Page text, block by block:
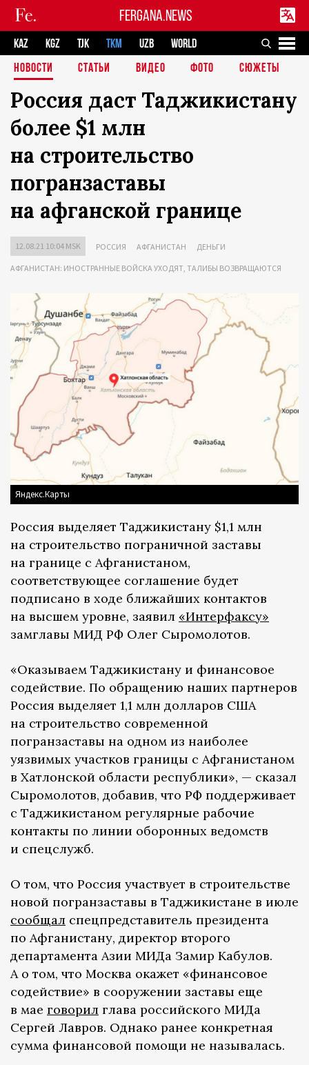
FERGANA.NEWS
KAZ KGZ TJK TKM UZB
WORLD
НОВОСТИ
СТАТЬИ ВИДЕО ФОТО СЮЖЕТЫ
Россия даст Таджикистану
более $1 млн
на строительство
погранзаставы
на афганской границе
12.08.21 10:04 MSK РОССИЯ АФГАНИСТАН ДЕНЬГИ
АФГАНИСТАН: ИНОСТРАННЫЕ ВОЙСКА УХОДЯТ, ТАЛИБЫ ВОЗВРАЩАЮТСЯ
Яндекс.Карты
Россия выделяет Таджикистану $1,1 млн
на строительство пограничной заставы
на границе с Афганистаном,
соответствующее соглашение будет
подписано в ходе ближайших контактов
на высшем уровне, заявил «Интерфаксу»
замглавы МИД РФ Олег Сыромолотов.
«Оказываем Таджикистану и финансовое
содействие. По обращению наших партнеров
Россия выделяет 1,1 млн долларов США
на строительство современной
погранзаставы на одном из наиболее
уязвимых участков границы с Афганистаном
в Хатлонской области республики», — сказал
Сыромолотов, добавив, что РФ поддерживает
с Таджикистаном регулярные рабочие
контакты по линии оборонных ведомств
и спецслужб.
О том, что Россия участвует в строительстве
новой погранзаставы в Таджикистане в июле
сообщал спецпредставитель президента
по Афганистану, директор второго
департамента Азии МИДа Замир Кабулов.
А о том, что Москва окажет «финансовое
содействие» в сооружении заставы еще
в мае говорил глава российского МИДа
Сергей Лавров. Однако ранее конкретная
сумма финансовой помощи не называлась.